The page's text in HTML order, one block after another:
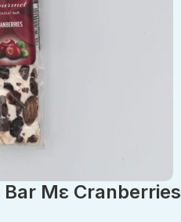
Με Cranberries